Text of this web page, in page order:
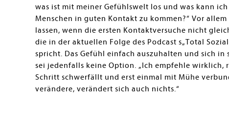
was ist mit meiner Gefühlswelt los und was kann
Menschen in guten Kontakt zu kommen?“ Vor
lassen, wenn die ersten Kontaktversuche nicht
die in der aktuellen Folge des Podcast s„Total
spricht. Das Gefühl einfach auszuhalten und sich
sei jedenfalls keine Option. „Ich empfehle wirklich,
Schritt schwerfällt und erst einmal mit Mühe
verändere, verändert sich auch nichts.“